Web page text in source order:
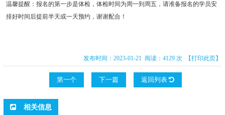
温馨提醒：报名的第一步是体检，体检时间为周一到周五，请准备报名的学员安
排好时间后提前半天或一天预约，谢谢配合！
发布时间：2023-01-21 阅读：4129 次 【打印此页】
第一个 下一篇 返回列表
相关信息